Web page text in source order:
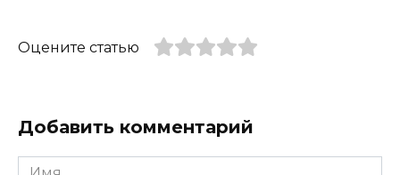
Оцените статью
Добавить комментарий
Имя